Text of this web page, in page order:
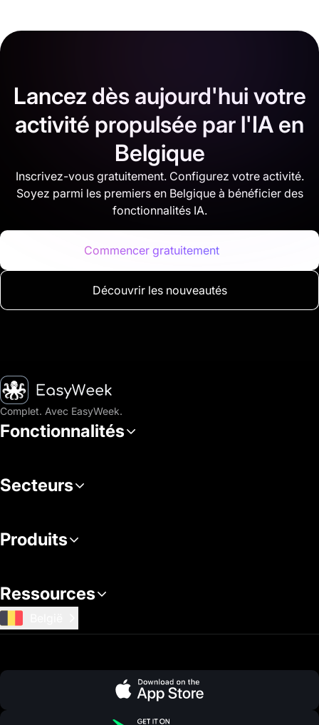
Lancez dès aujourd'hui votre
activité propulsée par l'IA en
Belgique
Inscrivez-vous gratuitement. Configurez votre activité.
Soyez parmi les premiers en Belgique à bénéficier des
fonctionnalités IA.
Commencer gratuitement
Découvrir les nouveautés
Accueil
Complet. Avec EasyWeek.
Fonctionnalités
Secteurs
Produits
Ressources